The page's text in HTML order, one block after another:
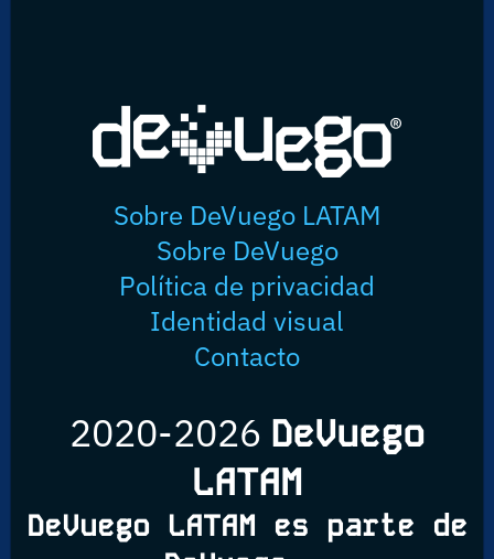
Sobre DeVuego LATAM
Sobre DeVuego
Política de privacidad
Identidad visual
Contacto
2020-2026 DeVuego
LATAM
DeVuego LATAM es parte de